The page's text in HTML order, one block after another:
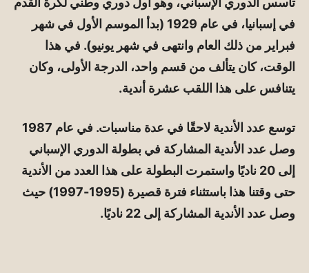
في إسبانيا، في عام 1929 (بدأ الموسم الأول في شهر
فبراير من ذلك العام وانتهى في شهر يونيو). في هذا
الوقت، كان يتألف من قسم واحد، الدرجة الأولى، وكان
يتنافس على هذا اللقب عشرة أندية.
توسع عدد الأندية لاحقًا في عدة مناسبات. في عام 1987
وصل عدد الأندية المشاركة في بطولة الدوري الإسباني
إلى 20 ناديًا واستمرت البطولة على هذا العدد من الأندية
حتى وقتنا هذا باستثناء فترة قصيرة (1995-1997) حيث
وصل عدد الأندية المشاركة إلى 22 ناديًا.